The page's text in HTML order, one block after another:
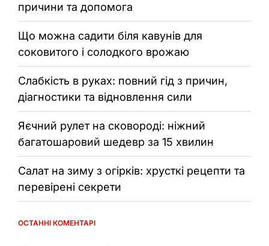
причини та допомога
Що можна садити біля кавунів для
соковитого і солодкого врожаю
Слабкість в руках: повний гід з причин,
діагностики та відновлення сили
Яєчний рулет на сковороді: ніжний
багатошаровий шедевр за 15 хвилин
Салат на зиму з огірків: хрусткі рецепти та
перевірені секрети
ОСТАННІ КОМЕНТАРІ